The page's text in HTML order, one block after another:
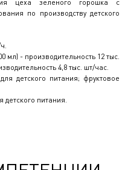
цеха зеленого горошка с
по производству детского
мл) - производительность 12 тыс.
4,8 тыс. шт/час.
детского питания; фруктовое
детского питания.